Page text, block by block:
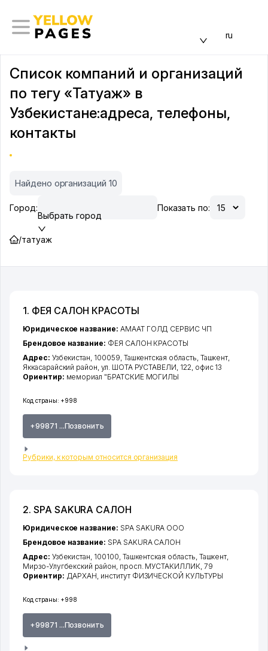
ru
Список компаний и организаций
по тегу «Татуаж» в
Узбекистане:адреса, телефоны,
контакты
Найдено организаций 10
Город:
Выбрать город
Показать по:
/татуаж
1. ФЕЯ САЛОН КРАСОТЫ
Код страны: +998
+99871 ...Позвонить
Рубрики, к которым относится организация
Юридическое название: АМААТ ГОЛД СЕРВИС ЧП
Брендовое название: ФЕЯ САЛОН КРАСОТЫ
Адрес: Узбекистан, 100059, Ташкентская область, Ташкент,
Яккасарайский район, ул. ШОТА РУСТАВЕЛИ, 122, офис 13
Ориентир: мемориал "БРАТСКИЕ МОГИЛЫ
2. SPA SAKURA САЛОН
Код страны: +998
+99871 ...Позвонить
Юридическое название: SPA SAKURA ООО
Брендовое название: SPA SAKURA САЛОН
Адрес: Узбекистан, 100100, Ташкентская область, Ташкент,
Мирзо-Улугбекский район, просп. МУСТАКИЛЛИК, 79
Ориентир: ДАРХАН, институт ФИЗИЧЕСКОЙ КУЛЬТУРЫ